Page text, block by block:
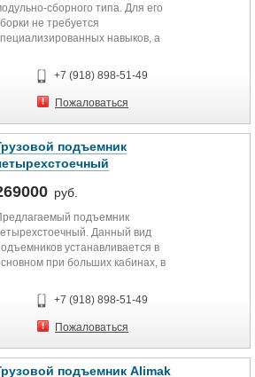
сборного типа. Для его
не требуется
навыков, а
специализированных...
+7 (918) 898-51-49
Пожаловаться
подъемник
руб.
подъемник
Данный вид
устанавливается в
при больших кабинах, в
+7 (918) 898-51-49
Пожаловаться
подъемник Alimak